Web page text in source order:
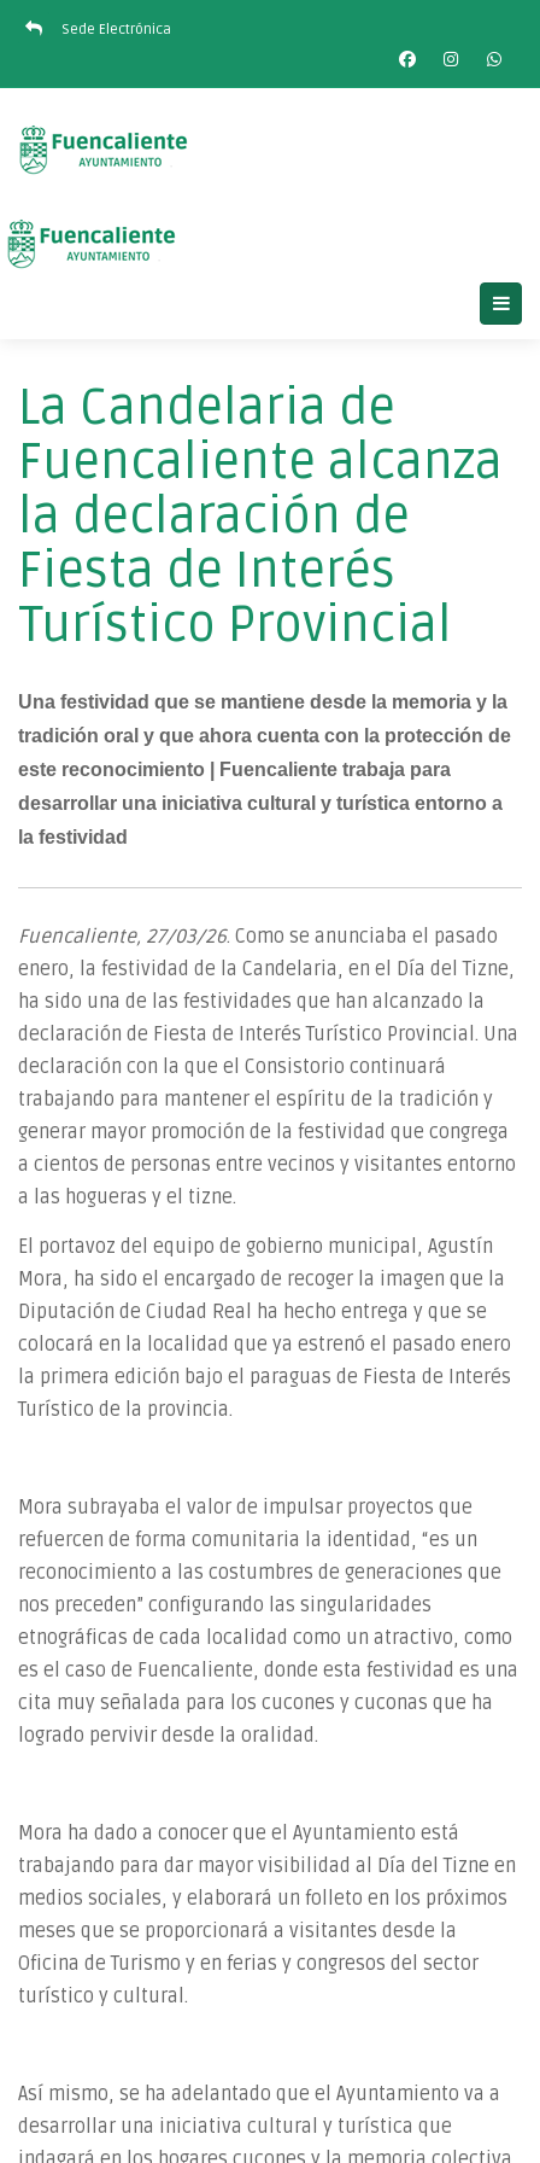
Sede Electrónica
La Candelaria de
Fuencaliente alcanza
la declaración de
Fiesta de Interés
Turístico Provincial
Una festividad que se mantiene desde la memoria y la
tradición oral y que ahora cuenta con la protección de
este reconocimiento |
Fuencaliente trabaja para
desarrollar una iniciativa cultural y turística entorno a
la festividad
Fuencaliente, 27/03/26. Como se anunciaba el pasado
enero, la festividad de la Candelaria, en el Día del Tizne,
ha sido una de las festividades que han alcanzado la
declaración de Fiesta de Interés Turístico Provincial. Una
declaración con la que el Consistorio continuará
trabajando para mantener el espíritu de la tradición y
generar mayor promoción de la festividad que congrega
a cientos de personas entre vecinos y visitantes entorno
a las hogueras y el tizne.
El portavoz del equipo de gobierno municipal, Agustín
Mora, ha sido el encargado de recoger la imagen que la
Diputación de Ciudad Real ha hecho entrega y que se
colocará en la localidad que ya estrenó el pasado enero
la primera edición bajo el paraguas de Fiesta de Interés
Turístico de la provincia.
Mora subrayaba el valor de impulsar proyectos que
refuercen de forma comunitaria la identidad, “es un
reconocimiento a las costumbres de generaciones que
nos preceden” configurando las singularidades
etnográficas de cada localidad como un atractivo, como
es el caso de Fuencaliente, donde esta festividad es una
cita muy señalada para los cucones y cuconas que ha
logrado pervivir desde la oralidad.
Mora ha dado a conocer que el Ayuntamiento está
trabajando para dar mayor visibilidad al Día del Tizne en
medios sociales, y elaborará un folleto en los próximos
meses que se proporcionará a visitantes desde la
Oficina de Turismo y en ferias y congresos del sector
turístico y cultural.
Así mismo, se ha adelantado que el Ayuntamiento va a
desarrollar una iniciativa cultural y turística que